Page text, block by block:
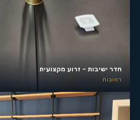
חדר ישיבות – זרוע מקצועית
רחובות